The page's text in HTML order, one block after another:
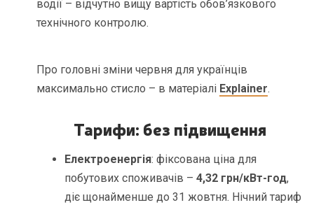
водії – відчутно вищу вартість обов’язкового
технічного контролю.
Про головні зміни червня для українців
максимально стисло – в матеріалі Explainer.
Тарифи: без підвищення
Електроенергія: фіксована ціна для
побутових споживачів –4,32 грн/кВт-год,
діє щонайменше до 31 жовтня. Нічний тариф